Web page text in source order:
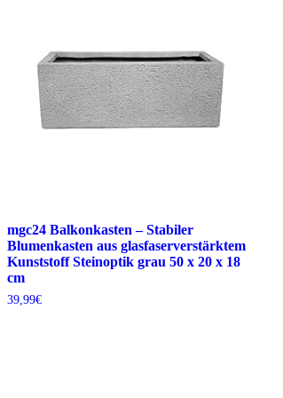
mgc24 Balkonkasten – Stabiler
Blumenkasten aus glasfaserverstärktem
Kunststoff Steinoptik grau 50 x 20 x 18
cm
39,99€